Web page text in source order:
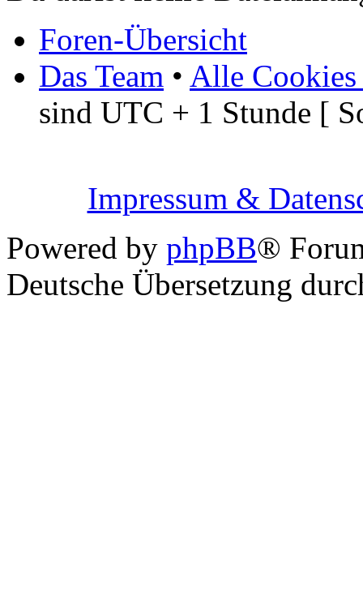
Foren-Übersicht
Das Team • Alle Cookies
sind UTC + 1 Stunde [
Impressum &
Powered by phpBB®
Deutsche Übersetzung